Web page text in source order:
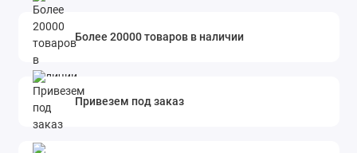
Более 20000 товаров в наличии
Привезем под заказ